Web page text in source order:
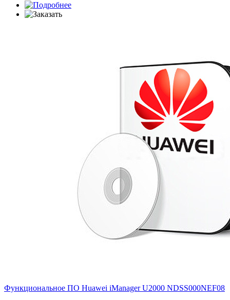
Функциональное ПО Huawei iManager U2000 NDSS000NEF08